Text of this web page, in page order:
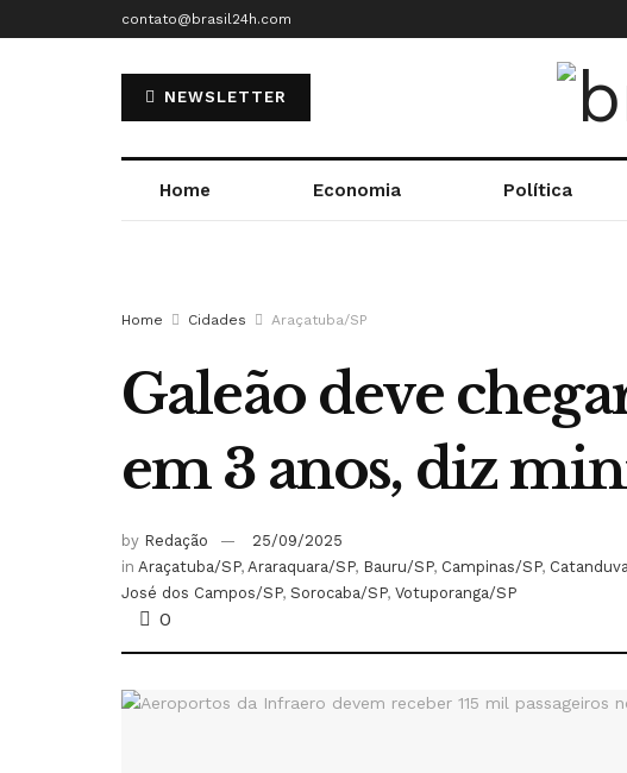
contato@brasil24h.com
NEWSLETTER
Home Economia Política
Home Cidades Araçatuba/SP
Galeão deve
em 3 anos, diz
by Redação
25/09/2025
in Araçatuba/SP, Araraquara/SP, Bauru/SP, Campinas/SP,
José dos Campos/SP, Sorocaba/SP, Votuporanga/SP
0